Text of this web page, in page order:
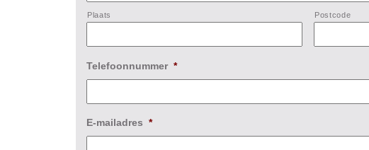
Plaats Postcode
Telefoonnummer *
E-mailadres *